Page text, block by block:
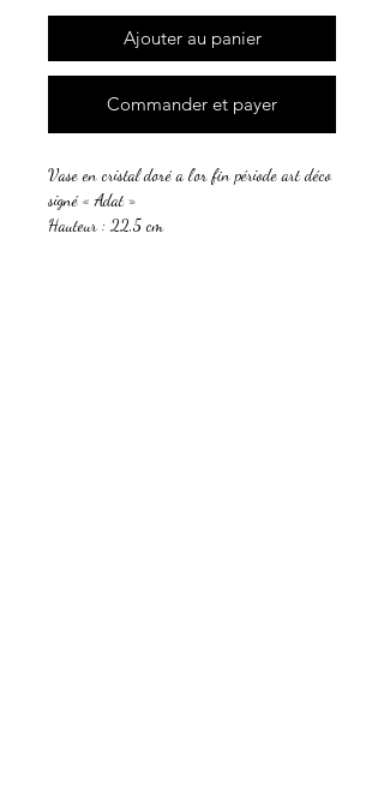
Ajouter au panier
Commander et payer
Vase en cristal doré a l’or fin période art déco
signé « Adat »
Hauteur : 22,5 cm